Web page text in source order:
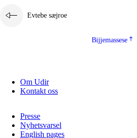
Evtebe sæjroe
Bijjemassese
Om Udir
Kontakt oss
Presse
Nyhetsvarsel
English pages